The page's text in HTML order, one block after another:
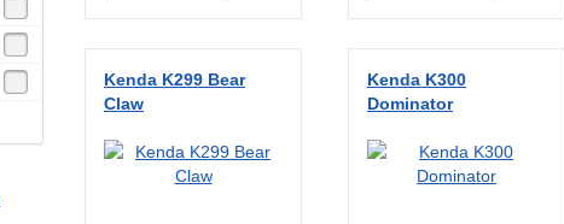
Kenda K299 Bear
Claw
Kenda K300
Dominator